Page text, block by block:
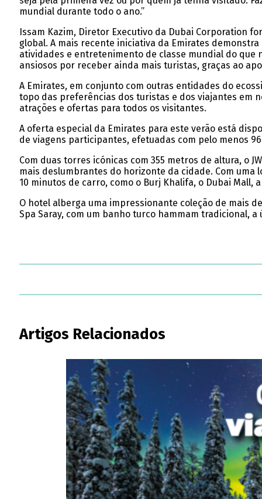
mundial durante todo o ano.”
Issam Kazim, Diretor Executivo da Dubai Corporation
global. A mais recente iniciativa da Emirates
atividades e entretenimento de classe mundial do que
ansiosos por receber ainda mais turistas, graças ao
A Emirates, em conjunto com outras entidades do
topo das preferências dos turistas e dos viajantes em
atrações e ofertas para todos os visitantes.
A oferta especial da Emirates para este verão está
de viagens participantes, efetuadas com pelo menos
Com duas torres icónicas com 355 metros de altura, o
mais deslumbrantes do horizonte da cidade. Com uma
10 minutos de carro, como o Burj Khalifa, o Dubai Mall,
O hotel alberga uma impressionante coleção de mais
Spa Saray, com um banho turco hammam tradicional,
Artigos Relacionados